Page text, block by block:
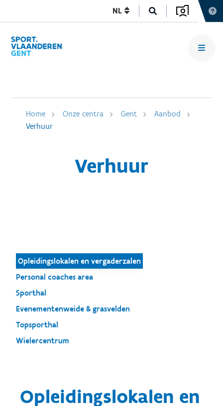
NL
Home Onze centra Gent
Aanbod
Verhuur
Verhuur
Opleidingslokalen en vergaderzalen
Personal coaches area
Sporthal
Evenementenweide & grasvelden
Topsporthal
Wielercentrum
Opleidingslokalen en